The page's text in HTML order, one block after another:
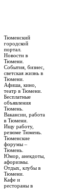
Тюменский
городской
портал.
Новости в
Тюмени.
События, бизнес,
светская жизнь в
Тюмени.
Афиша, кино,
театр в Тюмени.
Бесплатные
объявления
Тюмень.
Вакансии, работа
в Тюмени.
Ищу работу,
резюме Тюмень.
Тюменские
форумы –
Тюмень.
Юмор, анекдоты,
афоризмы.
Отдых, клубы в
Тюмени.
Кафе и
рестораны в